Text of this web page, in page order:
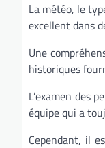
La météo, le
excellent dans
Une
historiques
L’examen des
équipe qui a
Cependant, il